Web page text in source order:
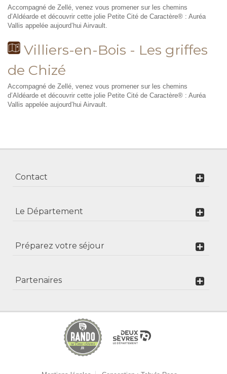
Accompagné de Zellé, venez vous promener sur les chemins
d’Aldéarde et découvrir cette jolie Petite Cité de Caractère® : Auréa
Vallis appelée aujourd’hui Airvault.
Villiers-en-Bois - Les griffes
de Chizé
Accompagné de Zellé, venez vous promener sur les chemins
d’Aldéarde et découvrir cette jolie Petite Cité de Caractère® : Auréa
Vallis appelée aujourd’hui Airvault.
Contact
Le Département
Préparez votre séjour
Partenaires